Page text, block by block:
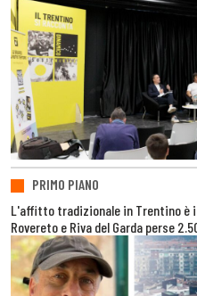
PRIMO PIANO
L'affitto tradizionale in Trentino è
Rovereto e Riva del Garda perse